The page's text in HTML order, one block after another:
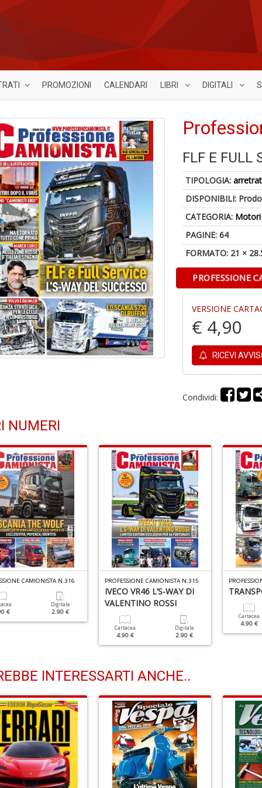
PROMOZIONI CALENDARI LIBRI DIGITALI
FLF E FULL
TIPOLOGIA:
DISPONIBILI:
CATEGORIA:
PAGINE: 64
FORMATO: 21 ×
PROFESSIONE
VERSIONE
€ 4,90
RICEVI
Condividi:
NUMERI
CAMIONISTA N.316
€
Digitale
2.90 €
PROFESSIONE CAMIONISTA N.315
IVECO VR46 L’S-WAY DI
VALENTINO ROSSI
Cartacea
4.90 €
Digitale
2.90 €
Cartacea
4.90 €
INTERESSARTI ANCHE..